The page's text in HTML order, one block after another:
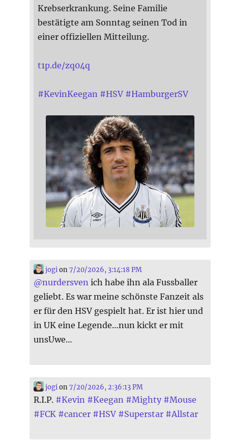
Krebserkrankung. Seine Familie
bestätigte am Sonntag seinen Tod in
einer offiziellen Mitteilung.
t1p.de/zq04q
#KevinKeegan #HSV #HamburgerSV
jogi on7/20/2026, 3:14:18 PM
@nurdersven ich habe ihn ala Fussballer
geliebt. Es war meine schönste Fanzeit als
er für den HSV gespielt hat. Er ist hier und
in UK eine Legende…nun kickt er mit
unsUwe…
jogi on7/20/2026, 2:36:13 PM
R.I.P. #Kevin #Keegan #Mighty #Mouse
#FCK #cancer #HSV #Superstar #Allstar